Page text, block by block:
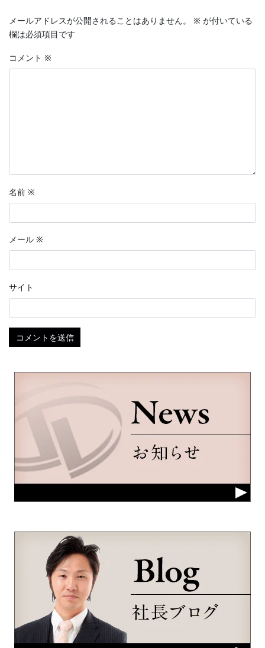
メールアドレスが公開されることはありません。 ※ が付いている
欄は必須項目です
コメント ※
名前 ※
メール ※
サイト